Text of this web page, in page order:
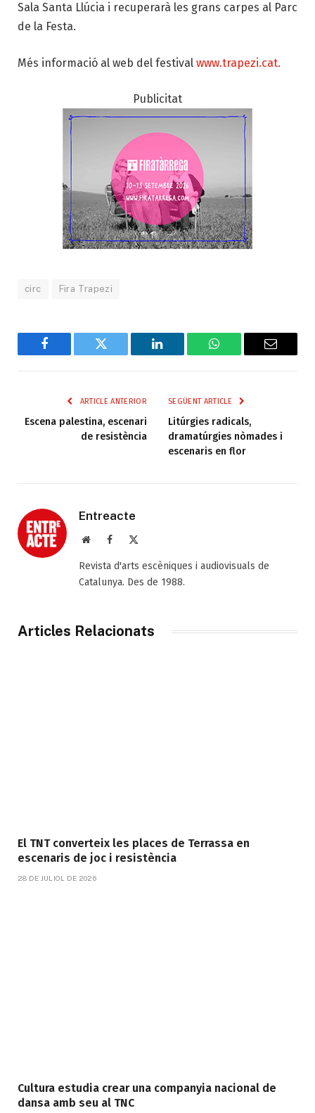
Sala Santa Llúcia i recuperarà les grans carpes al Parc
de la Festa.
Més informació al web del festival www.trapezi.cat.
Publicitat
circ Fira Trapezi
Facebook Twitter LinkedIn WhatsAppEmail
ARTICLE ANTERIOR
Escena palestina, escenari
de resistència
SEGÜENT ARTICLE
Litúrgies radicals,
dramatúrgies nòmades i
escenaris en flor
Entreacte
Web Facebook
Revista d'arts escèniques i audiovisuals de
Catalunya. Des de 1988.
Articles Relacionats
El TNT converteix les places de Terrassa en
escenaris de joc i resistència
28 DE JULIOL DE 2026
Cultura estudia crear una companyia nacional de
dansa amb seu al TNC